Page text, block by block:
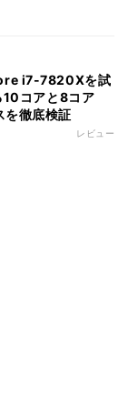
i7-7820Xを試
10コアと8コア
を徹底検証
レビュー